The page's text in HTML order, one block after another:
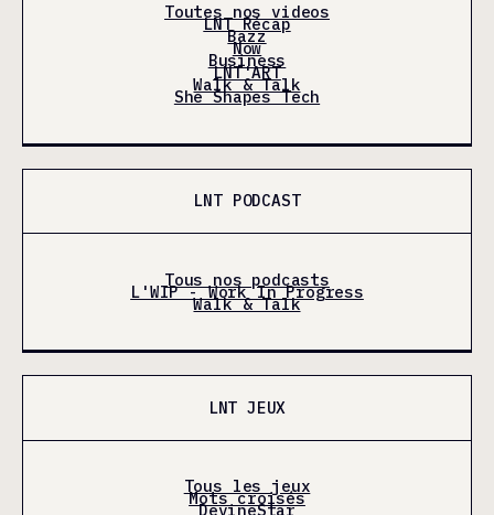
Toutes nos videos
LNT Récap
Bazz
Now
Business
LNT'ART
Walk & Talk
She Shapes Tech
LNT PODCAST
Tous nos podcasts
L'WIP - Work In Progress
Walk & Talk
LNT JEUX
Tous les jeux
Mots croisés
DevineStar